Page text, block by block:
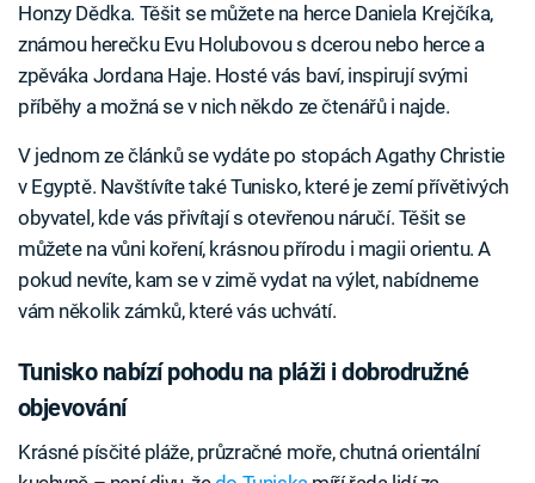
Honzy Dědka. Těšit se můžete na herce Daniela Krejčíka,
známou herečku Evu Holubovou s dcerou nebo herce a
zpěváka Jordana Haje. Hosté vás baví, inspirují svými
příběhy a možná se v nich někdo ze čtenářů i najde.
V jednom ze článků se vydáte po stopách Agathy Christie
v Egyptě. Navštívíte také Tunisko, které je zemí přívětivých
obyvatel, kde vás přivítají s otevřenou náručí. Těšit se
můžete na vůni koření, krásnou přírodu i magii orientu. A
pokud nevíte, kam se v zimě vydat na výlet, nabídneme
vám několik zámků, které vás uchvátí.
Tunisko nabízí pohodu na pláži i dobrodružné
objevování
Krásné písčité pláže, průzračné moře, chutná orientální